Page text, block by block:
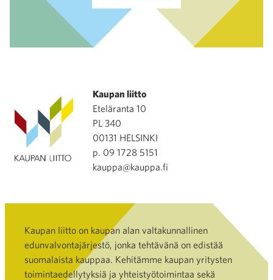
Kaupan liitto
Eteläranta 10
PL 340
00131 HELSINKI
p. 09 1728 5151
kauppa@kauppa.fi
Kaupan liitto on kaupan alan valtakunnallinen
edunvalvontajärjestö, jonka tehtävänä on edistää
suomalaista kauppaa. Kehitämme kaupan yritysten
toimintaedellytyksiä ja yhteistyötoimintaa sekä